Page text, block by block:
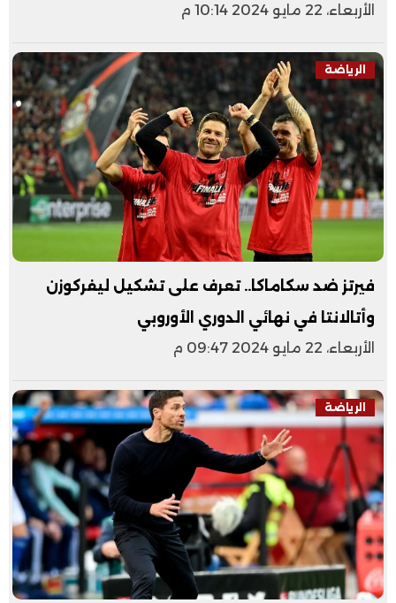
الأربعاء، 22 مايو 2024 10:14 م
الرياضة
فيرتز ضد سكاماكا.. تعرف على تشكيل ليفركوزن
وأتالانتا في نهائي الدوري الأوروبي
الأربعاء، 22 مايو 2024 09:47 م
الرياضة